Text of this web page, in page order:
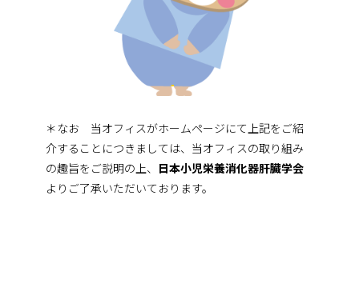
＊なお 当オフィスがホームページにて上記をご紹
介することにつきましては、当オフィスの取り組み
の趣旨をご説明の上、 日本小児栄養消化器肝臓学会
よりご了承いただいております。